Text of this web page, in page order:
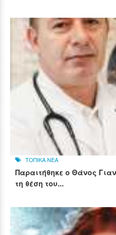
ΤΟΠΙΚΑ ΝΕΑ
Παραιτήθηκε ο Θάνος
τη θέση του...